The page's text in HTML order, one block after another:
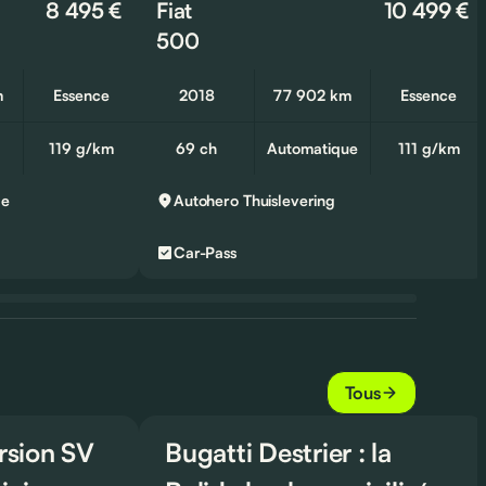
8 495 €
Essence
119 g/km
Fiat
500
10 499 €
2018 77 902 km Essence
69 ch Automatique 111 g/km
Autohero Thuislevering
Car-Pass
Tous
SV
Bugatti Destrier : la